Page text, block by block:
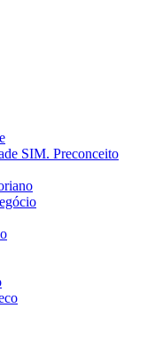
SIM. Preconceito